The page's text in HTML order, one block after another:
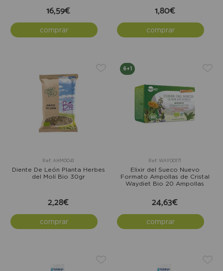
16,59€
comprar
1,80€
comprar
Ref: AHM0041
Diente De León Planta Herbes
del Molí Bio 30gr
2,28€
comprar
6+1
Ref: WAY00171
Elixir del Sueco Nuevo
Formato Ampollas de Cristal
Waydiet Bio 20 Ampollas
24,63€
comprar